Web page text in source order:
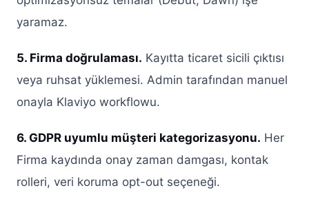
yaramaz.
5. Firma doğrulaması. Kayıtta ticaret sicili çıktısı
veya ruhsat yüklemesi. Admin tarafından manuel
onayla Klaviyo workflowu.
6. GDPR uyumlu müşteri kategorizasyonu. Her
Firma kaydında onay zaman damgası, kontak
rolleri, veri koruma opt-out seçeneği.